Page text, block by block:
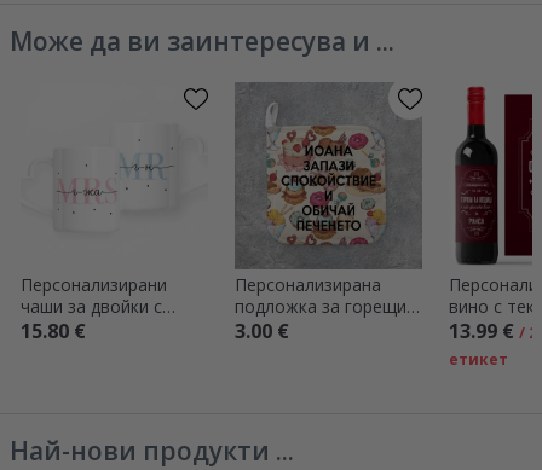
Може да ви заинтересува и ...
Персонализирани
чаши за двойки с
текст и дата - MRS &
15.80 €
Персонализирана
подложка за горещи
съдове с текст - Keep
3.00 €
вино с
Отровата
13.99 € / 2
етикет
Най-нови продукти ...